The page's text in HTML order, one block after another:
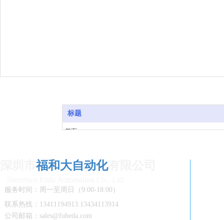
标题
首页
客户案例
在线留言
联系我们
服务时间：周一至周日（9:00-18:00）
联系热线：13411194913.13434113914
公司邮箱：sales@fuheda.com
深圳市福和大自动化有限公司